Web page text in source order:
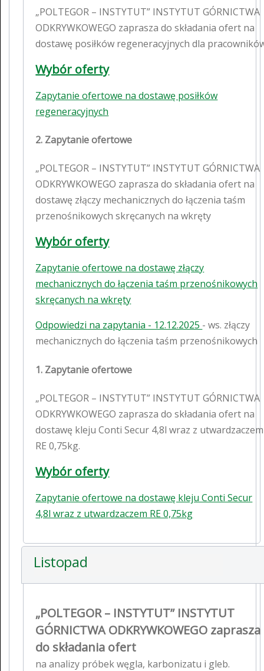
„POLTEGOR – INSTYTUT” INSTYTUT GÓRNICTWA
ODKRYWKOWEGO zaprasza do składania ofert na
dostawę posiłków regeneracyjnych dla
Wybór oferty
Zapytanie ofertowe na dostawę posiłków
regeneracyjnych
2. Zapytanie ofertowe
„POLTEGOR – INSTYTUT” INSTYTUT GÓRNICTWA
ODKRYWKOWEGO zaprasza do składania ofert na
dostawę złączy mechanicznych do łączenia taśm
przenośnikowych skręcanych na wkręty
Wybór oferty
Zapytanie ofertowe na dostawę złączy
mechanicznych do łączenia taśm przenośnikowych
skręcanych na wkręty
Odpowiedzi na zapytania - 12.12.2025 - ws. złączy
mechanicznych do łączenia taśm przenośnikowych
1. Zapytanie ofertowe
„POLTEGOR – INSTYTUT” INSTYTUT GÓRNICTWA
ODKRYWKOWEGO zaprasza do składania ofert na
dostawę kleju Conti Secur 4,8l wraz z utwardzaczem
RE 0,75kg.
Wybór oferty
Zapytanie ofertowe na dostawę kleju Conti Secur
4,8l wraz z utwardzaczem RE 0,75kg
Listopad
„POLTEGOR – INSTYTUT” INSTYTUT
GÓRNICTWA ODKRYWKOWEGO zaprasza
do składania ofert
na analizy próbek węgla, karbonizatu i gleb.